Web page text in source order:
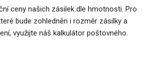
ceny našich zásilek dle hmotnosti. Pro
bude zohledněn i rozměr zásilky a
využijte náš kalkulátor poštovného.